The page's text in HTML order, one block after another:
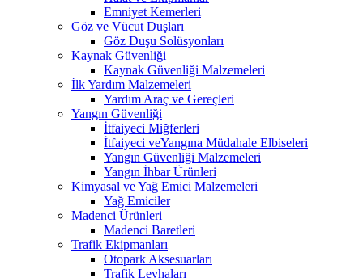
Emniyet Kemerleri
Göz ve Vücut Duşları
Göz Duşu Solüsyonları
Kaynak Güvenliği
Kaynak Güvenliği Malzemeleri
İlk Yardım Malzemeleri
Yardım Araç ve Gereçleri
Yangın Güvenliği
İtfaiyeci Miğferleri
İtfaiyeci veYangına Müdahale Elbiseleri
Yangın Güvenliği Malzemeleri
Yangın İhbar Ürünleri
Kimyasal ve Yağ Emici Malzemeleri
Yağ Emiciler
Madenci Ürünleri
Madenci Baretleri
Trafik Ekipmanları
Otopark Aksesuarları
Trafik Levhaları